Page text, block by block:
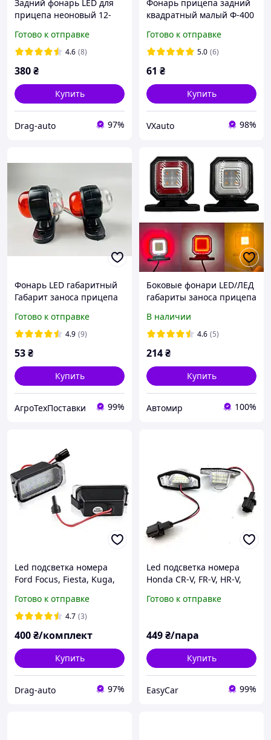
Задний фонарь LED для
прицепа неоновый 12-
(107*109*37 мм) 1шт
Готово к отправке
4.6 (8)
380₴
Купить
Drag-auto 97%
Фонарь прицепа задний
квадратный малый Ф-400
C10W 41мм-1шт.)
Готово к отправке
5.0 (6)
61 ₴
Купить
VXauto 98%
Фонарь LED габаритный
Габарит заноса прицепа
Габаритный фонарь для
грузовых автомобилей
Готово к отправке
4.9 (9)
53₴
Купить
АгроТехПоставки 99%
Боковые фонари LED/ЛЕД
габариты заноса прицепа
рожки с функцией
поворота (ромбик)
В наличии
4.6 (5)
214₴
Купить
Автомир 100%
Led подсветка номера
Ford Focus, Fiesta, Kuga,
(комплект 2-шт)
Готово к отправке
4.7 (3)
400₴/комплект
Купить
Drag-auto 97%
Led подсветка номера
Honda CR-V, FR-V, HR-V,
(комплект -шт)
Готово к отправке
449₴/пара
Купить
EasyCar 99%